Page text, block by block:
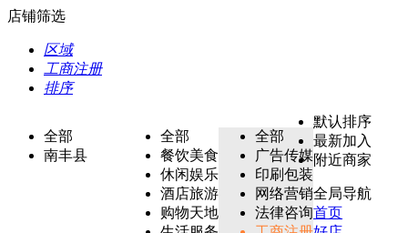
店铺筛选
区域
工商注册
排序
全部
南丰县
全部
餐饮美食
休闲娱乐
酒店旅游
购物天地
全部
广告传媒
印刷包装
网络营销
法律咨询
默认排序
最新加入
附近商家
全局导航
首页